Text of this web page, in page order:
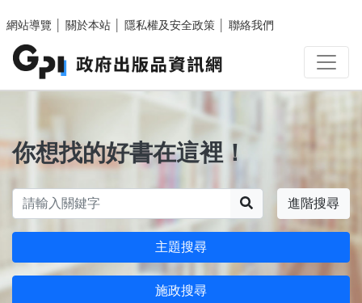
網站導覽
關於本站 隱私權及安全政策 聯絡我們
你想找的好書在這裡！
進階搜尋
主題搜尋
施政搜尋